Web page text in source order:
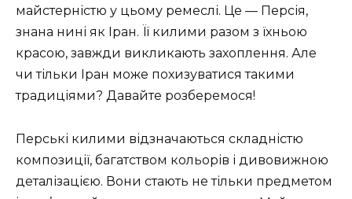
майстерністю у цьому ремеслі. Це — Персія,
знана нині як Іран. Її килими разом з їхньою
красою, завжди викликають захоплення. Але
чи тільки Іран може похизуватися такими
традиціями? Давайте розберемося!
Перські килими відзначаються складністю
композиції, багатством кольорів і дивовижною
деталізацією. Вони стають не тільки предметом